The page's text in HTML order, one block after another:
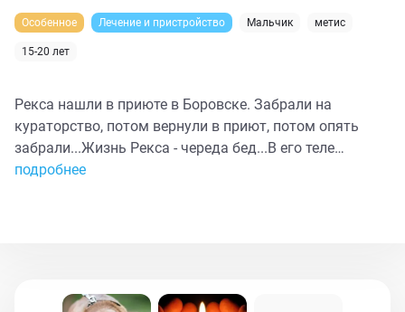
Особенное Лечение и пристройство Мальчик метис
15-20 лет
Рекса нашли в приюте в Боровске. Забрали на
кураторство, потом вернули в приют, потом опять
забрали...Жизнь Рекса - череда бед...В его теле
обнаружены две пули, у Рекса спилены клыки, потому
с суставами. У Ларисы Рекс живет уже несколько лет,
подробнее